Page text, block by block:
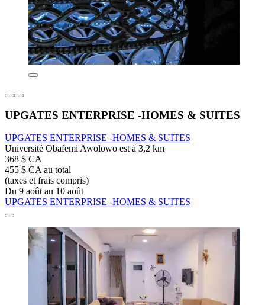
UPGATES ENTERPRISE -HOMES & SUITES
UPGATES ENTERPRISE -HOMES & SUITES
Université Obafemi Awolowo est à 3,2 km
368 $ CA
455 $ CA au total
(taxes et frais compris)
Du 9 août au 10 août
UPGATES ENTERPRISE -HOMES & SUITES